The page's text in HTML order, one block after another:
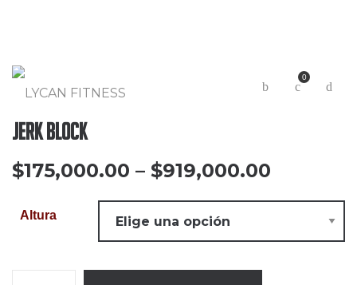
0
Jerk Block
$175,000.00 – $919,000.00
Altura